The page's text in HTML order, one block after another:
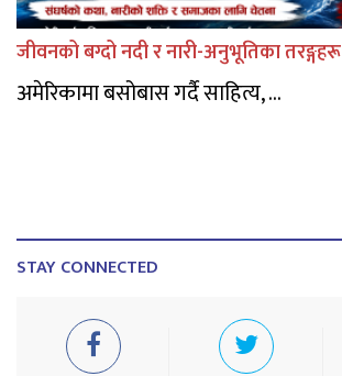
जीवनको बग्दो नदी र नारी-अनुभूतिका तरङ्गहरू
अमेरिकामा बसोबास गर्दै साहित्य, ...
STAY CONNECTED